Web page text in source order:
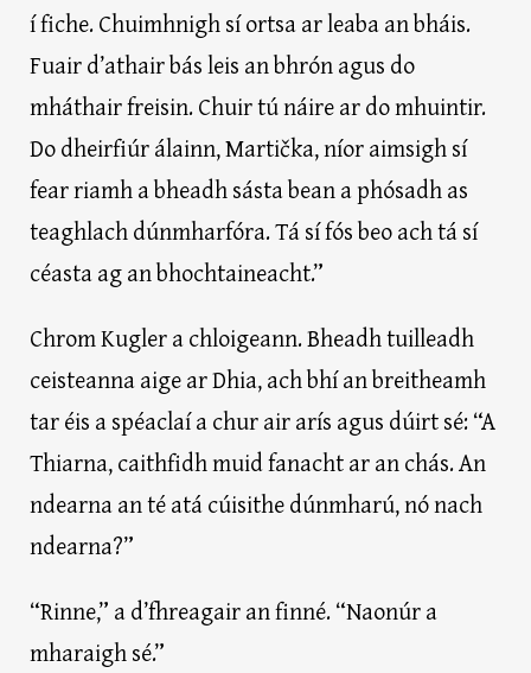
í fiche. Chuimhnigh sí ortsa ar leaba an bháis.
Fuair d’athair bás leis an bhrón agus do
mháthair freisin. Chuir tú náire ar do mhuintir.
Do dheirfiúr álainn, Martička, níor aimsigh sí
fear riamh a bheadh sásta bean a phósadh as
teaghlach dúnmharfóra. Tá sí fós beo ach tá sí
céasta ag an bhochtaineacht.”
Chrom Kugler a chloigeann. Bheadh tuilleadh
ceisteanna aige ar Dhia, ach bhí an breitheamh
tar éis a spéaclaí a chur air arís agus dúirt sé: “A
Thiarna, caithfidh muid fanacht ar an chás. An
ndearna an té atá cúisithe dúnmharú, nó nach
ndearna?”
“Rinne,” a d’fhreagair an finné. “Naonúr a
mharaigh sé.”